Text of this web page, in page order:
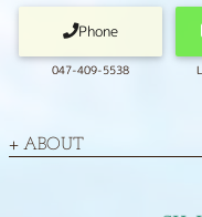
Phone
047-409-5538
ABOUT